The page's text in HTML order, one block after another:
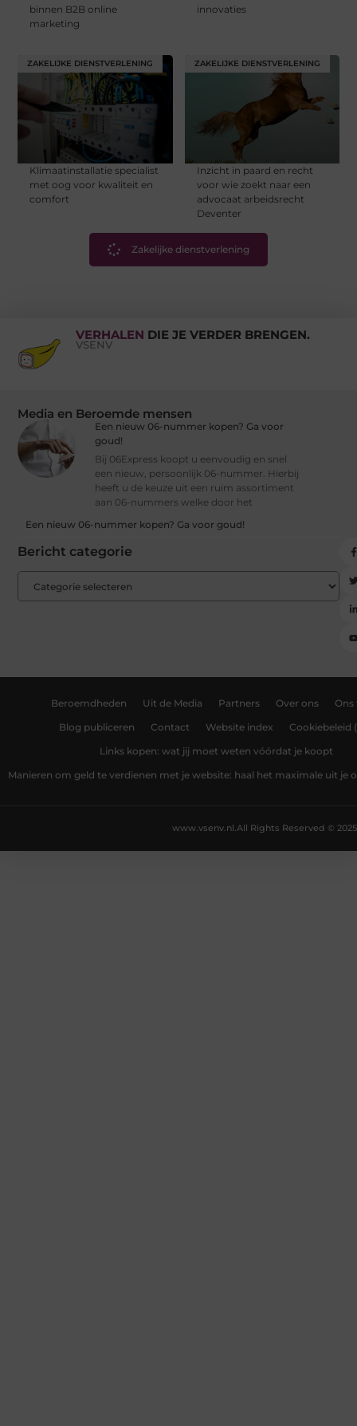
binnen B2B online
marketing
innovaties
ZAKELIJKE DIENSTVERLENING
Klimaatinstallatie specialist
met oog voor kwaliteit en
comfort
ZAKELIJKE DIENSTVERLENING
Inzicht in paard en recht
voor wie zoekt naar een
advocaat arbeidsrecht
Deventer
Zakelijke dienstverlening
VERHALEN DIE JE VERDER BRENGEN.
VSENV
Media en Beroemde mensen
Een nieuw 06-nummer kopen? Ga voor
goud!
Bij 06Express koopt u eenvoudig en snel
een nieuw, persoonlijk 06-nummer. Hierbij
heeft u de keuze uit een ruim assortiment
aan 06-nummers welke door het
Een nieuw 06-nummer kopen? Ga voor goud!
Bericht categorie
Beroemdheden Uit de Media Partners Over ons Ons
Blog publiceren Contact Website index Cookiebeleid
Links kopen: wat jij moet weten vóórdat je koopt
Manieren om geld te verdienen met je website: haal het maximale uit je
All Rights Reserved © 2025
www.vsenv.nl.